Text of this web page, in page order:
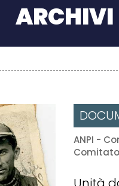
ARCHIVI
ANPI -